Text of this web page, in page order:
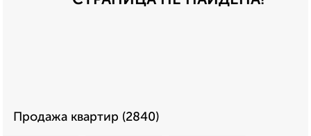
Продажа квартир (2840)